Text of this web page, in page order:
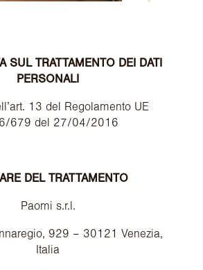
SUL TRATTAMENTO DEI DATI
PERSONALI
13 del Regolamento UE
679 del 27/04/2016
DEL TRATTAMENTO
Paomi s.r.l.
929 – 30121 Venezia,
Italia